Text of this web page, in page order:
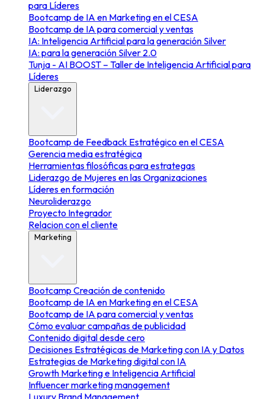
para Líderes
Bootcamp de IA en Marketing en el CESA
Bootcamp de IA para comercial y ventas
IA: Inteligencia Artificial para la generación Silver
IA: para la generación Silver 2.0
Tunja - AI BOOST – Taller de Inteligencia Artificial para
Líderes
Liderazgo
Bootcamp de Feedback Estratégico en el CESA
Gerencia media estratégica
Herramientas filosóficas para estrategas
Liderazgo de Mujeres en las Organizaciones
Líderes en formación
Neuroliderazgo
Proyecto Integrador
Relacion con el cliente
Marketing
Bootcamp Creación de contenido
Bootcamp de IA en Marketing en el CESA
Bootcamp de IA para comercial y ventas
Cómo evaluar campañas de publicidad
Contenido digital desde cero
Decisiones Estratégicas de Marketing con IA y Datos
Estrategias de Marketing digital con IA
Growth Marketing e Inteligencia Artificial
Influencer marketing management
Luxury Brand Management